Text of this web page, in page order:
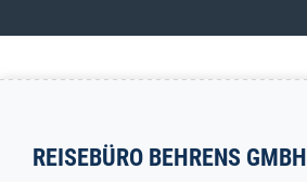
REISEBÜRO BEHRENS GMBH